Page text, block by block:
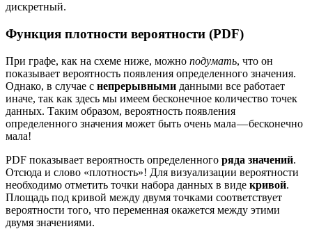
дискретный.
Функция плотности вероятности (PDF)
При графе, как на схеме ниже, можно подумать, что он
показывает вероятность появления определенного значения.
Однако, в случае с непрерывными данными все работает
иначе, так как здесь мы имеем бесконечное количество точек
данных. Таким образом, вероятность появления
определенного значения может быть очень мала — бесконечно
мала!
PDF показывает вероятность определенного ряда значений.
Отсюда и слово «плотность»! Для визуализации вероятности
необходимо отметить точки набора данных в виде кривой.
Площадь под кривой между двумя точками соответствует
вероятности того, что переменная окажется между этими
двумя значениями.